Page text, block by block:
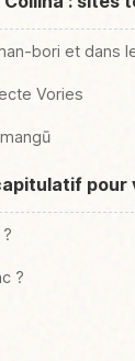
bori et dans
Vories
pour
?